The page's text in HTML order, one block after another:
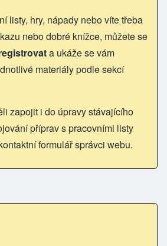
listy, hry, nápady nebo víte třeba
nebo dobré knížce, můžete se
a ukáže se vám
materiály podle sekcí
zapojit i do úpravy stávajícího
příprav s pracovními listy
formulář správci webu.